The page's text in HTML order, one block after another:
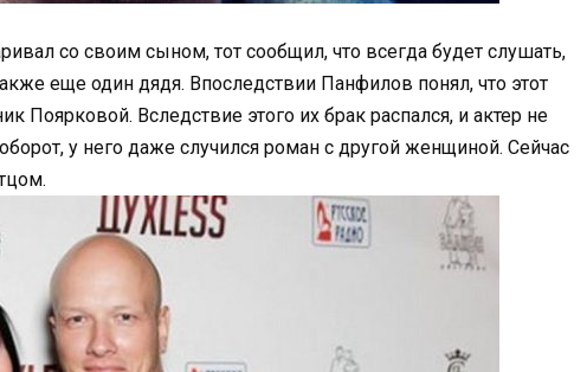
со своим сыном, тот сообщил, что всегда будет слушать,
еще один дядя. Впоследствии Панфилов понял, что этот
Поярковой. Вследствие этого их брак распался, и актер не
у него даже случился роман с другой женщиной. Сейчас